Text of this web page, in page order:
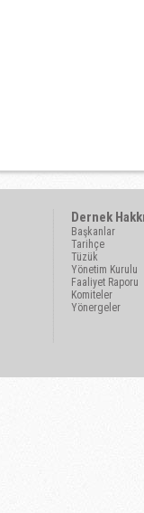
Dernek
Başkanlar
Tarihçe
Tüzük
Yönetim Kurulu
Faaliyet Raporu
Komiteler
Yönergeler